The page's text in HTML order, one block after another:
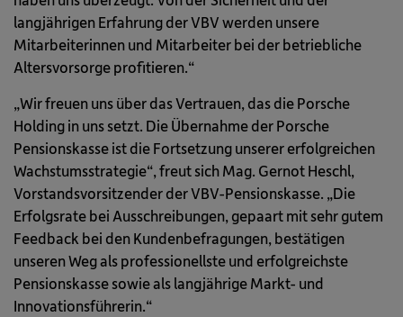
langjährigen Erfahrung der VBV werden unsere
Mitarbeiterinnen und Mitarbeiter bei der betriebliche
Altersvorsorge profitieren.“
„Wir freuen uns über das Vertrauen, das die Porsche
Holding in uns setzt. Die Übernahme der Porsche
Pensionskasse ist die Fortsetzung unserer erfolgreichen
Wachstumsstrategie“, freut sich Mag. Gernot Heschl,
Vorstandsvorsitzender der VBV-Pensionskasse. „Die
Erfolgsrate bei Ausschreibungen, gepaart mit sehr gutem
Feedback bei den Kundenbefragungen, bestätigen
unseren Weg als professionellste und erfolgreichste
Pensionskasse sowie als langjährige Markt- und
Innovationsführerin.“